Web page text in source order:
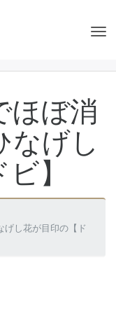
ほぼ消
なげし
】
げし花が目印の【ド